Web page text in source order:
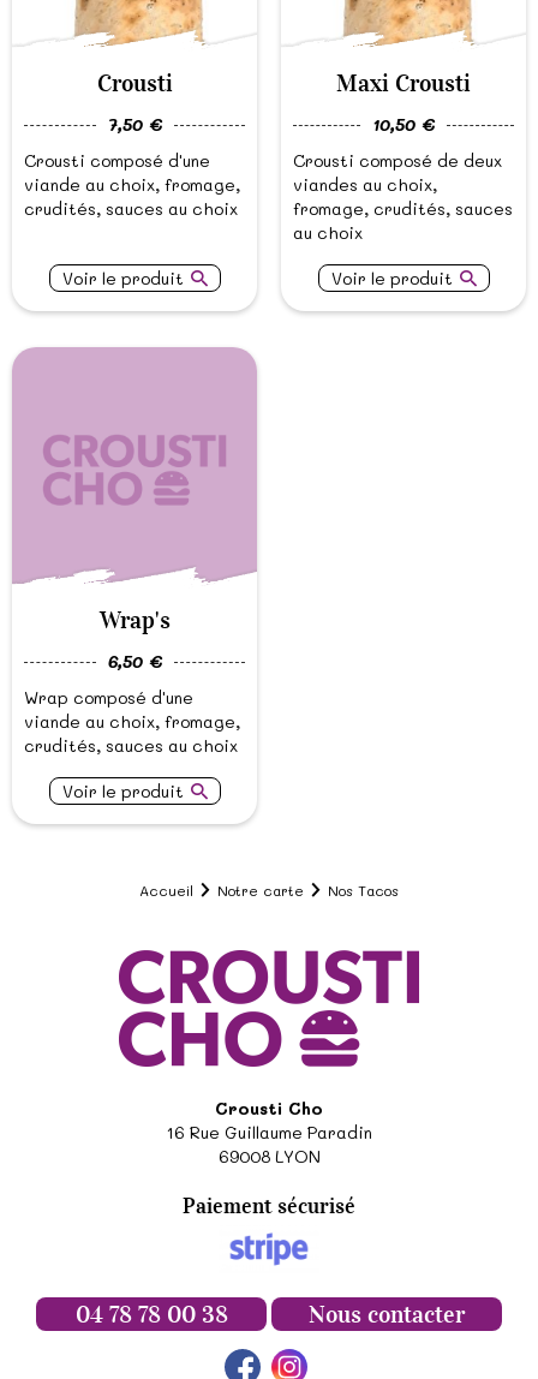
Crousti
7,50 €
Crousti composé d'une
viande au choix, fromage,
crudités, sauces au choix
Voir le produit
Maxi Crousti
10,50 €
Crousti composé de deux
viandes au choix,
fromage, crudités, sauces
au choix
Voir le produit
Wrap's
6,50 €
Wrap composé d'une
viande au choix, fromage,
crudités, sauces au choix
Voir le produit
Accueil Notre carte Nos Tacos
Crousti Cho
16 Rue Guillaume Paradin
69008 LYON
Paiement sécurisé
04 78 78 00 38 Nous contacter